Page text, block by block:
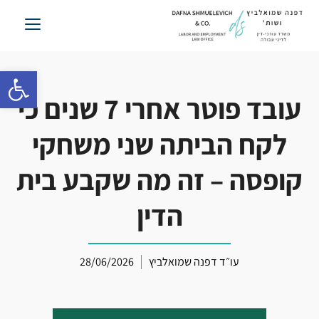
פתח
דלג
עובד פוטר אחרי 7 שנים כי
לקח הביתה שני משחקי
קופסה – זה מה שקבע בית
הדין
עו״ד דפנה שמואלביץ 28/06/2026